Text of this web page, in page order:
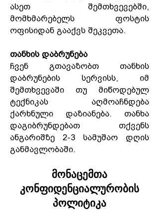
ასეთ შემთხვევებში,
მომხმარებელს ფოსტის
ოფისიდან გააქვს შეკვეთა.
თანხის დაბრუნება
ჩვენ გთავაზობთ თანხის
დაბრუნების სერვისს, იმ
შემთხვევაში თუ მიწოდებულ
ტექნიკას აღმოაჩნდება
ქარხნული დაზიანება. თანხა
დაგიბრუნდებათ თქვენს
ანგარიშზე 2-3 სამუშაო დღის
განმავლობაში.
მონაცემთა
კონფიდენციალურობის
პოლიტიკა